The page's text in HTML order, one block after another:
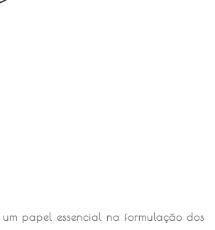
papel essencial na formulação dos